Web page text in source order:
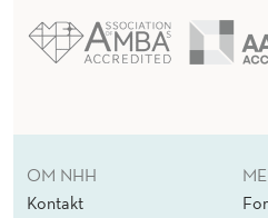
OM NHH
Kontakt